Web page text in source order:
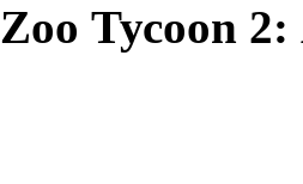
Zоо Тусооn